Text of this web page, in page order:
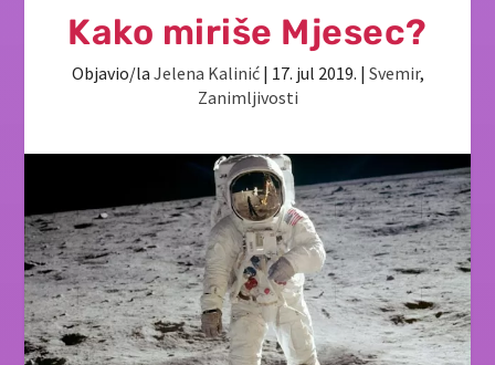
Kako miriše Mjesec?
Objavio/la Jelena Kalinić| 17. jul 2019. | Svemir,
Zanimljivosti